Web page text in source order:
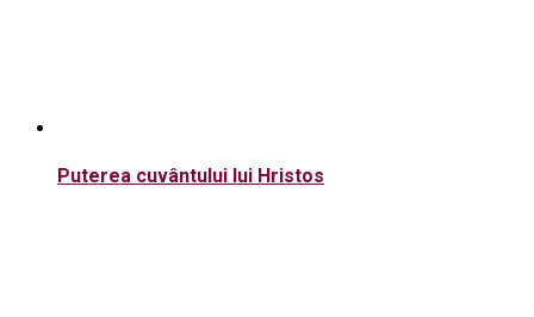
Puterea cuvântului lui Hristos